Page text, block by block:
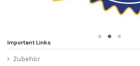
Important Links
Zubehör